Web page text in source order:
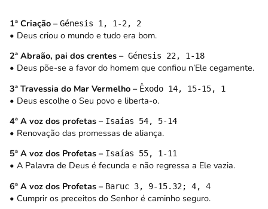
1ª Criação –Génesis 1, 1-2, 2
• Deus criou o mundo e tudo era bom.
2ª Abraão, pai dos crentes – Génesis 22, 1-18
• Deus põe-se a favor do homem que confiou n’Ele cegamente.
3ª Travessia do Mar Vermelho – Êxodo 14, 15-15, 1
• Deus escolhe o Seu povo e liberta-o.
4ª A voz dos profetas – Isaías 54, 5-14
• Renovação das promessas de aliança.
5ª A voz dos Profetas – Isaías 55, 1-11
• A Palavra de Deus é fecunda e não regressa a Ele vazia.
6ª A voz dos Profetas – Baruc 3, 9-15.32; 4, 4
• Cumprir os preceitos do Senhor é caminho seguro.